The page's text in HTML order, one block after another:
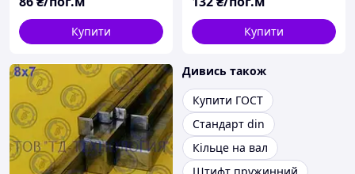
Купити Купити
Дивись також
Купити ГОСТ
Стандарт din
Кільце на вал